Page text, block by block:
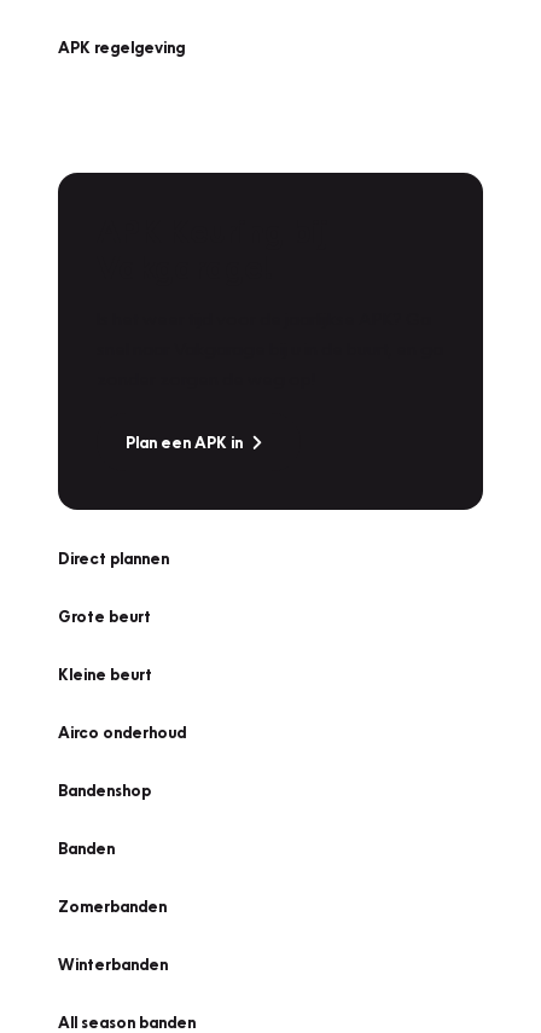
APK regelgeving
Plan een APK in
Direct plannen
Grote beurt
Kleine beurt
Airco onderhoud
Bandenshop
Banden
Zomerbanden
Winterbanden
All season banden